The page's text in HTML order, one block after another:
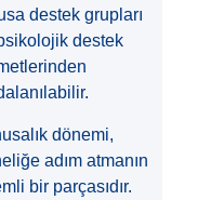
destek grupları
destek
dönemi,
adım atmanın
bir parçasıdır.